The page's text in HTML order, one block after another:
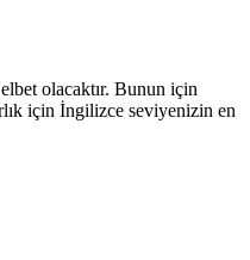
olacaktır. Bunun için
için İngilizce seviyenizin en